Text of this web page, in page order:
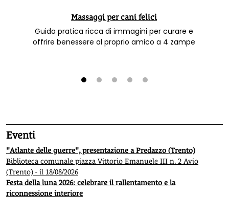
Massaggi per cani felici
Guida pratica ricca di immagini per curare e
offrire benessere al proprio amico a 4 zampe
Eventi
"Atlante delle guerre", presentazione a Predazzo (Trento)
Biblioteca comunale piazza Vittorio Emanuele III n. 2 Avio
(Trento) - il 18/08/2026
Festa della luna 2026: celebrare il rallentamento e la
riconnessione interiore